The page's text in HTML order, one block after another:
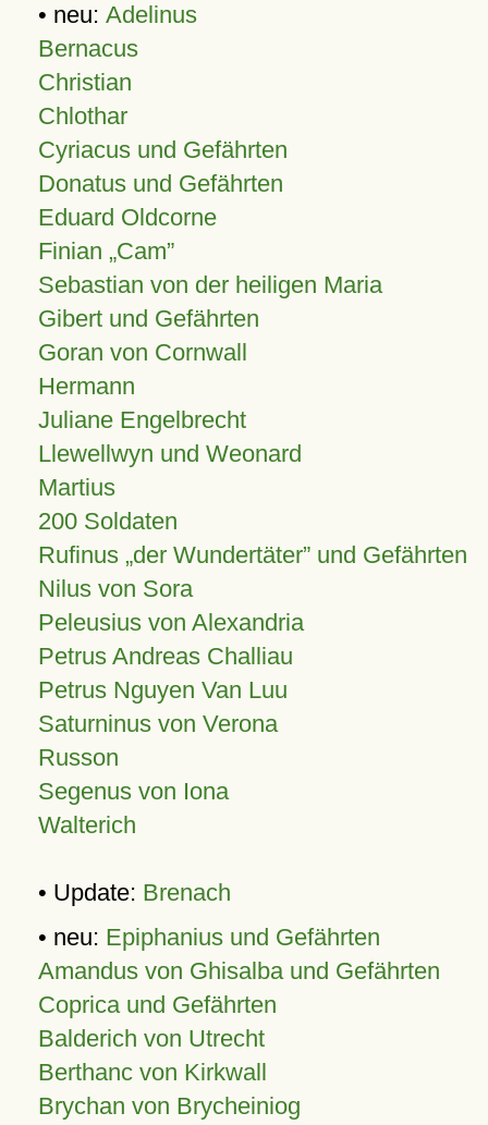
• neu: Adelinus
Bernacus
Christian
Chlothar
Cyriacus und Gefährten
Donatus und Gefährten
Eduard Oldcorne
Finian Cam
Sebastian von der heiligen Maria
Gibert und Gefährten
Goran von Cornwall
Hermann
Juliane Engelbrecht
Llewellwyn und Weonard
Martius
200 Soldaten
Rufinus „der Wundertäter” und Gefährten
Nilus von Sora
Peleusius von Alexandria
Petrus Andreas Challiau
Petrus Nguyen Van Luu
Saturninus von Verona
Russon
Segenus von Iona
Walterich
• Update: Brenach
• neu: Epiphanius und Gefährten
Amandus von Ghisalba und Gefährten
Coprica und Gefährten
Balderich von Utrecht
Berthanc von Kirkwall
Brychan von Brycheiniog